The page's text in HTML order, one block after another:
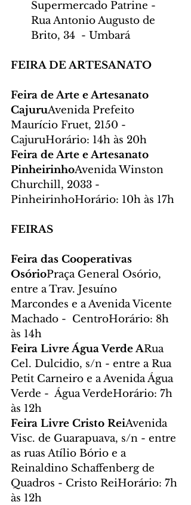
Supermercado Patrine -
Rua Antonio Augusto de
Brito, 34  - Umbará
FEIRA DE ARTESANATO
Feira de Arte e Artesanato
CajuruAvenida Prefeito
Maurício Fruet, 2150 -
CajuruHorário: 14h às 20h
Feira de Arte e Artesanato
PinheirinhoAvenida Winston
Churchill, 2033 -
PinheirinhoHorário: 10h às 17h
FEIRAS
Feira das Cooperativas
OsórioPraça General Osório,
entre a Trav. Jesuíno
Marcondes e a Avenida Vicente
Machado -  CentroHorário: 8h
às 14h
Feira Livre Água Verde ARua
Cel. Dulcidio, s/n - entre a Rua
Petit Carneiro e a Avenida Água
Verde -  Água VerdeHorário: 7h
às 12h
Feira Livre Cristo ReiAvenida
Visc. de Guarapuava, s/n - entre
as ruas Atílio Bório e a
Reinaldino Schaffenberg de
Quadros - Cristo ReiHorário: 7h
às 12h